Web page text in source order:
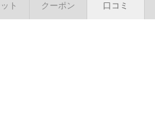
ト クーポン 口コミ